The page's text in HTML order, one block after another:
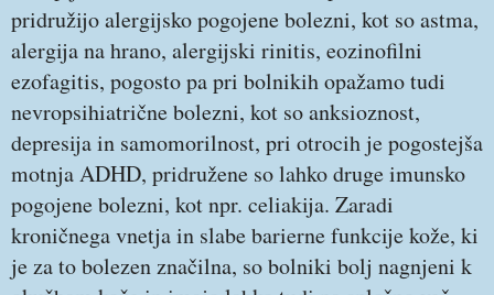
pridružijo alergijsko pogojene bolezni, kot so astma,
alergija na hrano, alergijski rinitis, eozinofilni
ezofagitis, pogosto pa pri bolnikih opažamo tudi
nevropsihiatrične bolezni, kot so anksioznost,
depresija in samomorilnost, pri otrocih je pogostejša
motnja ADHD, pridružene so lahko druge imunsko
pogojene bolezni, kot npr. celiakija. Zaradi
kroničnega vnetja in slabe barierne funkcije kože, ki
je za to bolezen značilna, so bolniki bolj nagnjeni k